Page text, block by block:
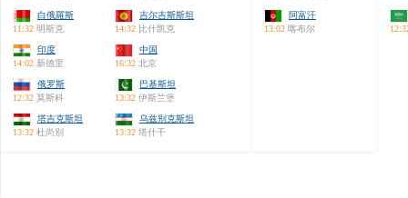
白俄羅斯
11:32 明斯克
吉尔吉斯斯坦
14:32 比什凯克
印度
14:02 新德里
中国
16:32 北京
俄罗斯
12:32 莫斯科
巴基斯坦
13:32 伊斯兰堡
塔吉克斯坦
13:32 杜尚别
乌兹别克斯坦
13:32 塔什干
阿富汗
13:02 喀布尔